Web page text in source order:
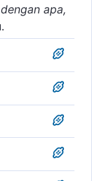
apa,
dengan
ciptaan
Nya